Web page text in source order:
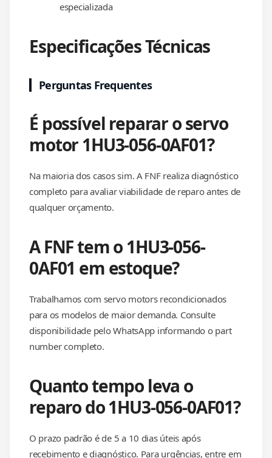
especializada
Especificações Técnicas
Perguntas Frequentes
É possível reparar o servo
motor 1HU3-056-0AF01?
Na maioria dos casos sim. A FNF realiza diagnóstico
completo para avaliar viabilidade de reparo antes de
qualquer orçamento.
A FNF tem o 1HU3-056-
0AF01 em estoque?
Trabalhamos com servo motors recondicionados
para os modelos de maior demanda. Consulte
disponibilidade pelo WhatsApp informando o part
number completo.
Quanto tempo leva o
reparo do 1HU3-056-0AF01?
O prazo padrão é de 5 a 10 dias úteis após
recebimento e diagnóstico. Para urgências, entre em